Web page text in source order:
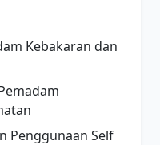
Kebakaran dan
Penggunaan Self